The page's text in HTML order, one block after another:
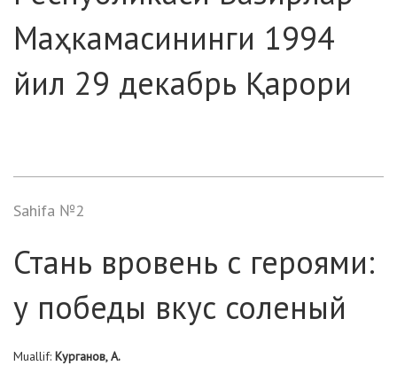
Маҳкамасининги 1994
йил 29 декабрь Қарори
Sahifa №2
Стань вровень с героями:
у победы вкус соленый
Muallif: Курганов, А.